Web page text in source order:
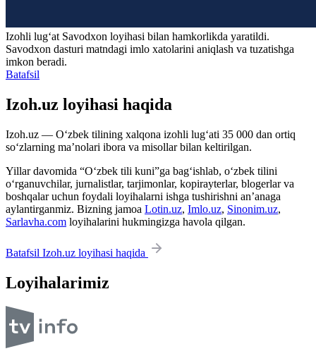
Izohli lugʻat Savodxon loyihasi bilan hamkorlikda yaratildi.
Savodxon dasturi matndagi imlo xatolarini aniqlash va tuzatishga
imkon beradi.
Batafsil
Izoh.uz loyihasi haqida
Izoh.uz — O‘zbek tilining xalqona izohli lug‘ati 35 000 dan ortiq
so‘zlarning ma’nolari ibora va misollar bilan keltirilgan.
Yillar davomida “O‘zbek tili kuni”ga bag‘ishlab, o‘zbek tilini
o‘rganuvchilar, jurnalistlar, tarjimonlar, kopirayterlar, blogerlar va
boshqalar uchun foydali loyihalarni ishga tushirishni an’anaga
aylantirganmiz. Bizning jamoa Lotin.uz, Imlo.uz, Sinonim.uz,
Sarlavha.com loyihalarini hukmingizga havola qilgan.
Batafsil Izoh.uz loyihasi haqida
Loyihalarimiz